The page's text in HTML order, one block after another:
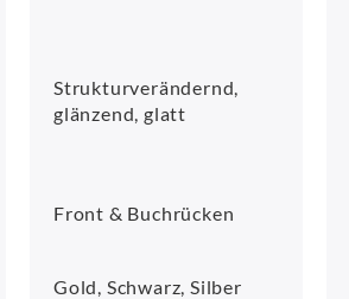
Strukturverändernd,
glänzend, glatt
Front & Buchrücken
Gold, Schwarz, Silber